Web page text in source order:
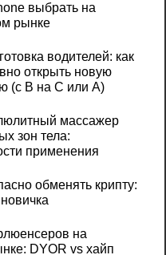
выбрать на
рынке
водителей: как
открыть новую
(с B на C или А)
массажер
зон тела:
применения
обменять крипту:
на
DYOR vs хайп